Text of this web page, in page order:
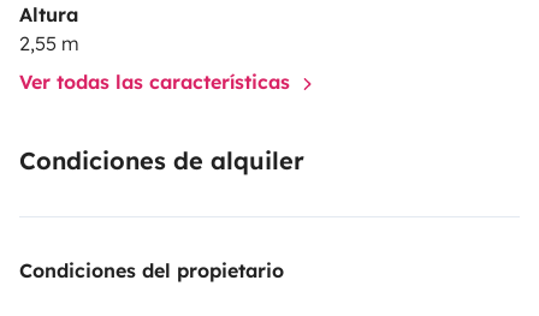
Altura
2,55 m
Ver todas las características
Condiciones de alquiler
Condiciones del propietario